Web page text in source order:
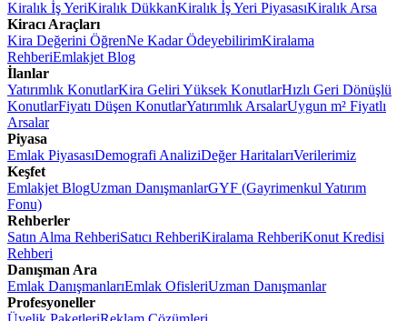
Kiralık İş YeriKiralık DükkanKiralık İş Yeri PiyasasıKiralık Arsa
Kiracı Araçları
Kira Değerini ÖğrenNe Kadar ÖdeyebilirimKiralama
RehberiEmlakjet Blog
İlanlar
Yatırımlık KonutlarKira Geliri Yüksek KonutlarHızlı Geri Dönüşlü
KonutlarFiyatı Düşen KonutlarYatırımlık ArsalarUygun m² Fiyatlı
Arsalar
Piyasa
Emlak PiyasasıDemografi AnaliziDeğer HaritalarıVerilerimiz
Keşfet
Emlakjet BlogUzman DanışmanlarGYF (Gayrimenkul Yatırım
Fonu)
Rehberler
Satın Alma RehberiSatıcı RehberiKiralama RehberiKonut Kredisi
Rehberi
Danışman Ara
Emlak DanışmanlarıEmlak OfisleriUzman Danışmanlar
Profesyoneller